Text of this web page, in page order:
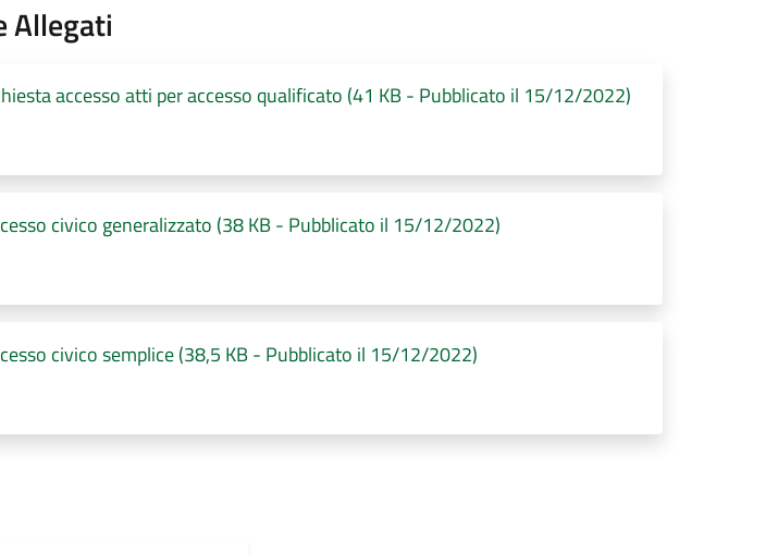
Allegati
accesso atti per accesso qualificato (41 KB - Pubblicato il 15/12/2022)
civico generalizzato (38 KB - Pubblicato il 15/12/2022)
civico semplice (38,5 KB - Pubblicato il 15/12/2022)